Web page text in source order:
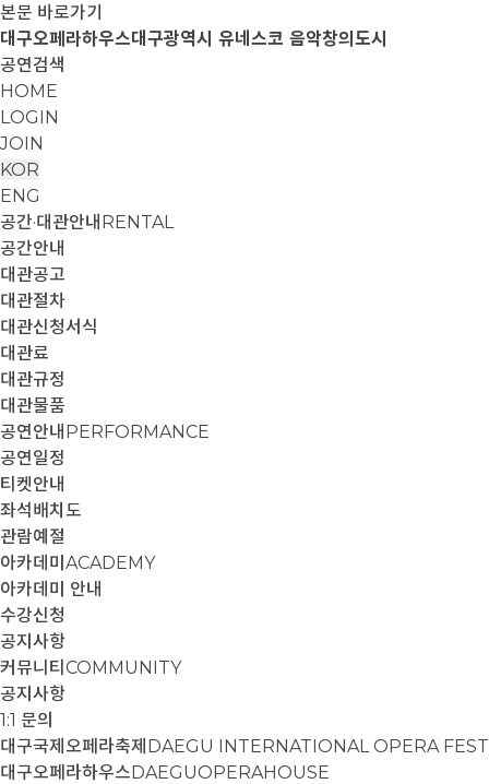
본문 바로가기
대구오페라하우스대구광역시 유네스코 음악창의도시
공연검색
HOME
LOGIN
JOIN
KOR
ENG
공간·대관안내 RENTAL
공간안내
대관공고
대관절차
대관신청서식
대관료
대관규정
대관물품
공연안내 PERFORMANCE
공연일정
티켓안내
좌석배치도
관람예절
아카데미 ACADEMY
아카데미 안내
수강신청
공지사항
커뮤니티 COMMUNITY
공지사항
1:1 문의
대구국제오페라축제 DAEGU INTERNATIONAL OPERA
대구오페라하우스DAEGUOPERAHOUSE